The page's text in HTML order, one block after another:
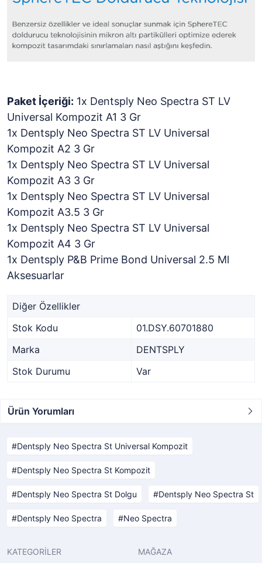
Paket İçeriği: 1x Dentsply Neo Spectra ST LV
Universal Kompozit A1 3 Gr
1x Dentsply Neo Spectra ST LV Universal
Kompozit A2 3 Gr
1x Dentsply Neo Spectra ST LV Universal
Kompozit A3 3 Gr
1x Dentsply Neo Spectra ST LV Universal
Kompozit A3.5 3 Gr
1x Dentsply Neo Spectra ST LV Universal
Kompozit A4 3 Gr
1x Dentsply P&B Prime Bond Universal 2.5 Ml
Aksesuarlar
Diğer Özellikler
Stok Kodu
01.DSY.60701880
Marka
DENTSPLY
Stok Durumu
Var
Ürün Yorumları
Dentsply Neo Spectra St Universal Kompozit
Dentsply Neo Spectra St Kompozit
Dentsply Neo Spectra St Dolgu Dentsply Neo Spectra St
Dentsply Neo Spectra Neo Spectra
KATEGORİLER MAĞAZA